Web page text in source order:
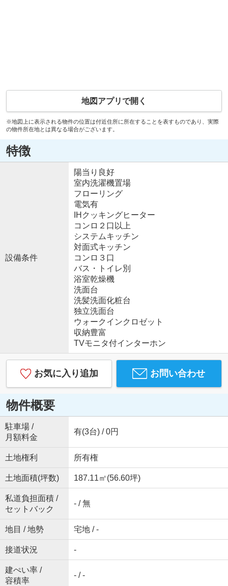
地図アプリで開く
※地図上に表示される物件の位置は付近住所に所在することを表すものであり、実際
の物件所在地とは異なる場合がございます。
特徴
設備条件
陽当り良好
室内洗濯機置場
フローリング
電気有
IHクッキングヒーター
コンロ２口以上
システムキッチン
対面式キッチン
コンロ３口
バス・トイレ別
浴室乾燥機
洗面台
洗髪洗面化粧台
独立洗面台
ウォークインクロゼット
収納豊富
TVモニタ付インターホン
お気に入り追加 お問い合わせ
物件概要
駐車場 /
月額料金
有(3台) / 0円
土地権利 所有権
土地面積(坪数) 187.11㎡(56.60坪)
私道負担面積 /
セットバック
- / 無
地目 / 地勢 宅地 / -
接道状況 -
建ぺい率 /
容積率
- / -